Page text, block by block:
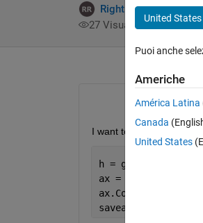
Rightia Rollmann
27 Visualizzazioni (30
I want to save this
h = gcf;
ax = gca;
ax.Color = [0.5
saveas(h,
United States
Puoi anche
Americhe
América Latina
Canada
United States